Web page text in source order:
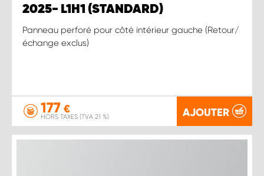
2025- L1H1 (STANDARD)
Panneau perforé pour côté intérieur gauche (Retour/
échange exclus)
177 €
HORS TAXES (TVA 21 %) AJOUTER